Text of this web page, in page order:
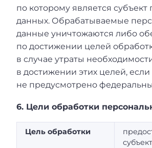
по которому является
данных. Обрабатываемые
данные уничтожаются либо
по достижении целей
в случае утраты
в достижении этих целей,
не предусмотрено
6. Цели обработки
Цель обработки